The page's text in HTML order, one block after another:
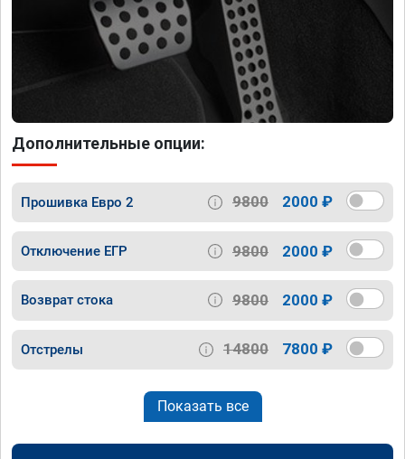
Дополнительные опции:
Прошивка Евро 2 9800 2000 ₽
Отключение ЕГР 9800 2000 ₽
Возврат стока 9800 2000 ₽
Отстрелы 14800 7800 ₽
Показать все